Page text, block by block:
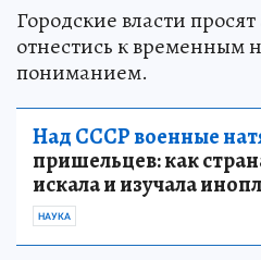
Городские власти
отнестись к временным
пониманием.
Над СССР военные
пришельцев: как
искала и изучала
НАУКА